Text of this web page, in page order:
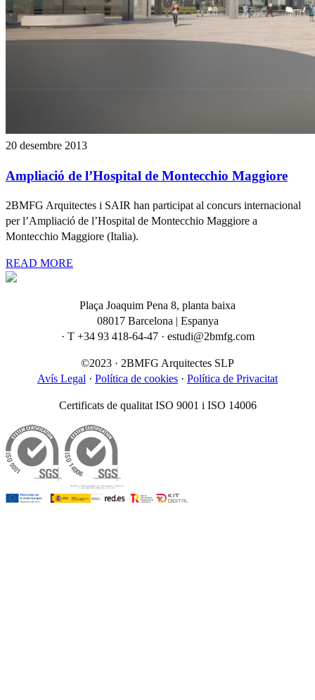
20 desembre 2013
Ampliació de l’Hospital de Montecchio Maggiore
2BMFG Arquitectes i SAIR han participat al concurs internacional
per l’Ampliació de l’Hospital de Montecchio Maggiore a
Montecchio Maggiore (Italia).
READ MORE
Plaça Joaquim Pena 8, planta baixa
08017 Barcelona | Espanya
· T +34 93 418-64-47 · estudi@2bmfg.com
©2023 · 2BMFG Arquitectes SLP
Avís Legal · Política de cookies · Política de Privacitat
Certificats de qualitat ISO 9001 i ISO 14006